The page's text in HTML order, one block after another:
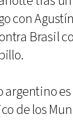
con
Brasil
argentino
de los